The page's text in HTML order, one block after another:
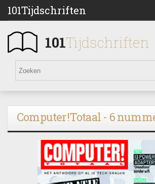
101Tijdschriften
101Tijdschriften
Computer!Totaal - 6